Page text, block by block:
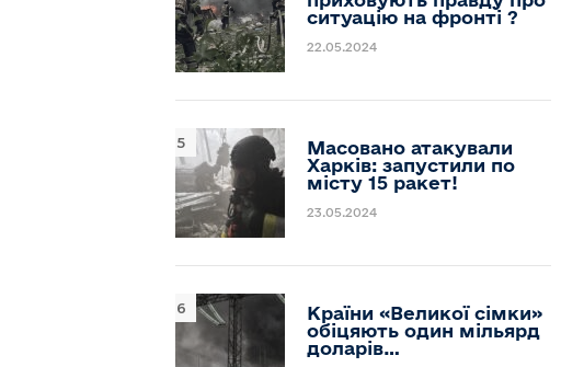
ситуацію на фронті ?
22.05.2024
Масовано атакували
Харків: запустили по
місту 15 ракет!
23.05.2024
Країни «Великої сімки»
обіцяють один мільярд
доларів…